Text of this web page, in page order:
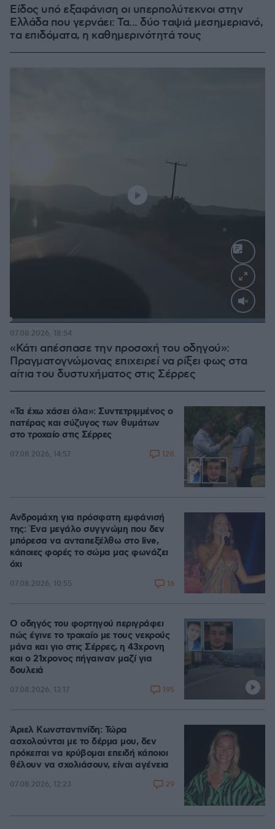
Είδος υπό εξαφάνιση οι υπερπολύτεκνοι στην
Ελλάδα που γερνάει: Τα... δύο ταψιά μεσημεριανό,
τα επιδόματα, η καθημερινότητά τους
Loaded:
«Κάτι απέσπασε την προσοχή του οδηγού»:
Πραγματογνώμονας επιχειρεί να ρίξει φως στα
αίτια του δυστυχήματος στις Σέρρες
07.08.2026, 18:54
«Τα έχω χάσει όλα»: Συντετριμμένος ο
πατέρας και σύζυγος των θυμάτων
στο τροχαίο στις Σέρρες
07.08.2026, 14:57 128
Ανδρομάχη για πρόσφατη εμφάνισή
της: Ένα μεγάλο συγγνώμη που δεν
μπόρεσα να ανταπεξέλθω στο live,
κάποιες φορές το σώμα μας φωνάζει
όχι
07.08.2026, 10:55 16
Ο οδηγός του φορτηγού περιγράφει
πώς έγινε το τροχαίο με τους νεκρούς
μάνα και γιο στις Σέρρες, η 43χρονη
και ο 21χρονος πήγαιναν μαζί για
δουλειά
07.08.2026, 13:17 195
Άριελ Κωνσταντινίδη: Τώρα
ασχολούνται με το δέρμα μου, δεν
πρόκειται να κρύβομαι επειδή κάποιοι
θέλουν να σχολιάσουν, είναι αγένεια
07.08.2026, 12:23 29